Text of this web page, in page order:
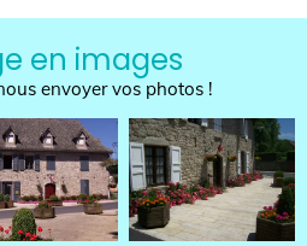
en images
envoyer vos photos !